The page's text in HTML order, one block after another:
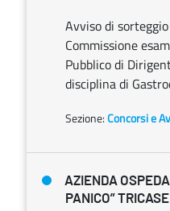
Avviso di
Commissione
Pubblico di
disciplina di
Sezione:Concorsi e
AZIENDA
PANICO” TRICASE